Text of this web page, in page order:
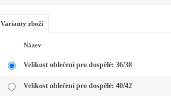
Varianty zboží
Název
Velikost oblečení pro dospělé: 36/38
Velikost oblečení pro dospělé: 40/42